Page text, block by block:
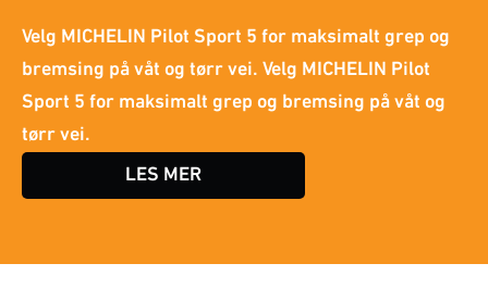
Velg MICHELIN Pilot Sport 5 for maksimalt grep og
bremsing på våt og tørr vei. Velg MICHELIN Pilot
Sport 5 for maksimalt grep og bremsing på våt og
tørr vei.
LES MER